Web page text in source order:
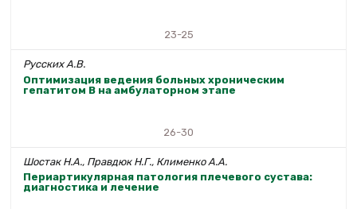
23-25
Русских А.В.
Оптимизация ведения больных хроническим
гепатитом В на амбулаторном этапе
26-30
Шостак Н.А., Правдюк Н.Г., Клименко А.А.
Периартикулярная патология плечевого сустава:
диагностика и лечение